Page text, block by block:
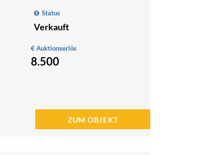
Status
Verkauft
€ Auktionserlös
8.500
ZUM OBJEKT